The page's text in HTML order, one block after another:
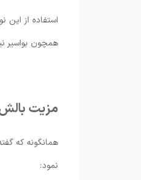
استفاده از
همچون بواسیر
مزیت
همانگونه که
نمود: